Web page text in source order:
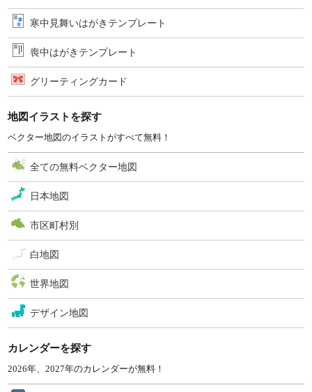
寒中見舞いはがきテンプレート
喪中はがきテンプレート
グリーティングカード
地図イラストを探す
ベクター地図のイラストがすべて無料！
全ての無料ベクター地図
日本地図
市区町村別
白地図
世界地図
デザイン地図
カレンダーを探す
2026年、2027年のカレンダーが無料！